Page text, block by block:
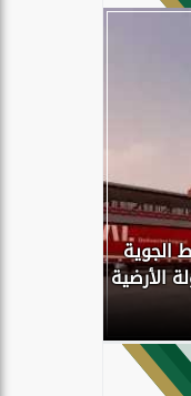
الجوية
الأرضية